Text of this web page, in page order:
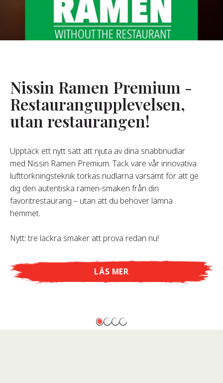
Vanliga
Nissin Ramen Premium -
Restaurangupplevelsen,
utan restaurangen!
Upptäck ett nytt sätt att njuta av dina snabbnudlar
med Nissin Ramen Premium. Tack vare vår innovativa
lufttorkningsteknik torkas nudlarna varsamt för att ge
dig den autentiska ramen-smaken från din
favoritrestaurang – utan att du behöver lämna
hemmet.
Nytt: tre läckra smaker att prova redan nu!
LÄS MER